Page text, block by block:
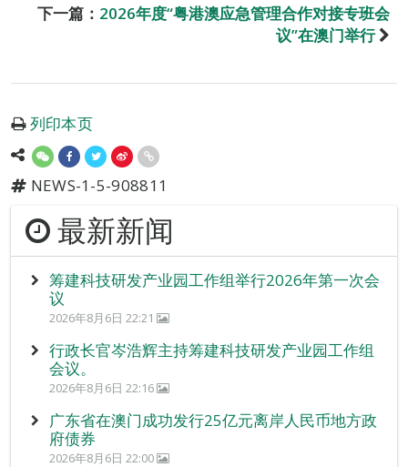
下一篇： 2026年度“粤港澳应急管理合作对接专班会
议”在澳门举行
列印本页
NEWS-1-5-908811
最新新闻
筹建科技研发产业园工作组举行2026年第一次会
议
2026年8月6日 22:21
行政长官岑浩辉主持筹建科技研发产业园工作组
会议。
2026年8月6日 22:16
广东省在澳门成功发行25亿元离岸人民币地方政
府债券
2026年8月6日 22:00